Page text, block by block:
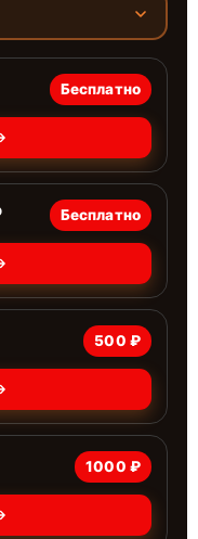
Бесплатно
Бесплатно
500 ₽
1000 ₽